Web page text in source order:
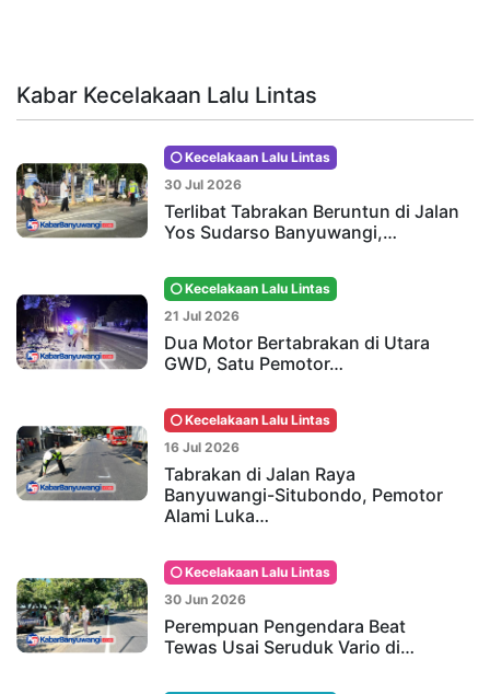
Kabar Kecelakaan Lalu Lintas
Kecelakaan Lalu Lintas
30 Jul 2026
Terlibat Tabrakan Beruntun di Jalan
Yos Sudarso Banyuwangi,…
Kecelakaan Lalu Lintas
21 Jul 2026
Dua Motor Bertabrakan di Utara
GWD, Satu Pemotor…
Kecelakaan Lalu Lintas
16 Jul 2026
Tabrakan di Jalan Raya
Banyuwangi-Situbondo, Pemotor
Alami Luka…
Kecelakaan Lalu Lintas
30 Jun 2026
Perempuan Pengendara Beat
Tewas Usai Seruduk Vario di…